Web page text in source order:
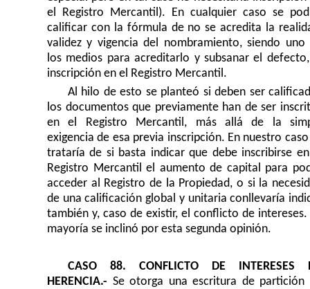
el Registro Mercantil). En cualquier caso se
calificar con la fórmula de no se acredita la
validez y vigencia del nombramiento, siendo uno
los medios para acreditarlo y subsanar el
inscripción en el Registro Mercantil.
Al hilo de esto se planteó si deben ser
los documentos que previamente han de ser
en el Registro Mercantil, más allá de la
exigencia de esa previa inscripción. En nuestro caso
trataría de si basta indicar que debe inscribirse
Registro Mercantil el aumento de capital para
acceder al Registro de la Propiedad, o si la
de una calificación global y unitaria conllevaría
también y, caso de existir, el conflicto de intereses.
mayoría se inclinó por esta segunda opinión.
CASO 88. CONFLICTO DE INTERESES
HERENCIA.- Se otorga una escritura de partición